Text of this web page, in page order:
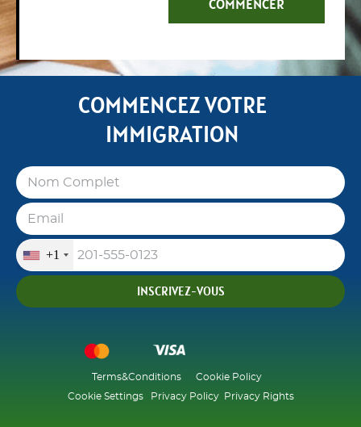
COMMENCER
COMMENCEZ VOTRE
IMMIGRATION
+1
INSCRIVEZ-VOUS
Terms&Conditions
Cookie Policy
Cookie Settings
Privacy Policy Privacy Rights